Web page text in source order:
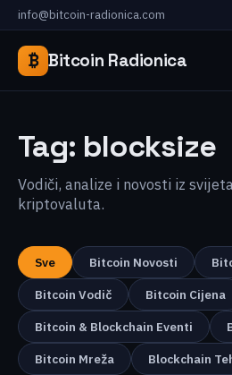
info@bitcoin-radionica.com
₿ Bitcoin Radionica
Tag: blocksize
Vodiči, analize i novosti iz
kriptovaluta.
Sve Bitcoin Novosti
Bitcoin Vodič
Bitcoin Cijena
Bitcoin & Blockchain Eventi
Bitcoin Mreža
Blockchain